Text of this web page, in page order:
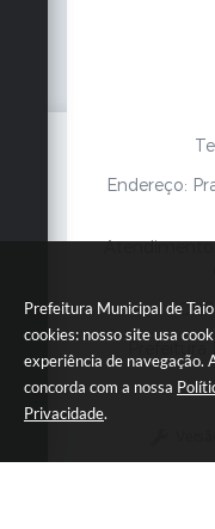
Prefeitura Municipal de
cookies: nosso site usa
experiência de navegação.
concorda com a nossa
Privacidade.
Endereço:
Atendimento